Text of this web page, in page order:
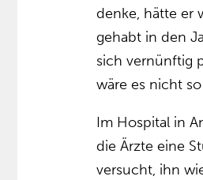
denke, hätte er
gehabt in den
sich vernünftig
wäre es nicht
Im Hospital in
die Ärzte eine
versucht, ihn